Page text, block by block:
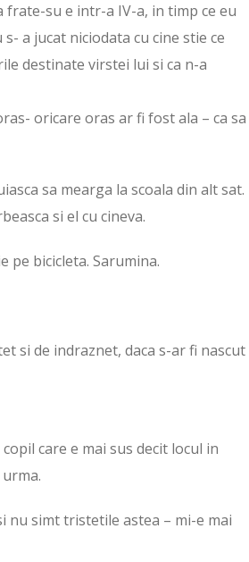
frate-su e intr-a IV-a, in timp ce eu
a jucat niciodata cu cine stie ce
destinate virstei lui si ca n-a
oricare oras ar fi fost ala – ca sa
sa mearga la scoala din alt sat.
si el cu cineva.
pe bicicleta. Sarumina.
si de indraznet, daca s-ar fi nascut
care e mai sus decit locul in
nu simt tristetile astea – mi-e mai